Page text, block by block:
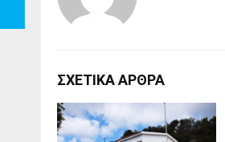
ΣΧΕΤΙΚΑ ΑΡΘΡΑ